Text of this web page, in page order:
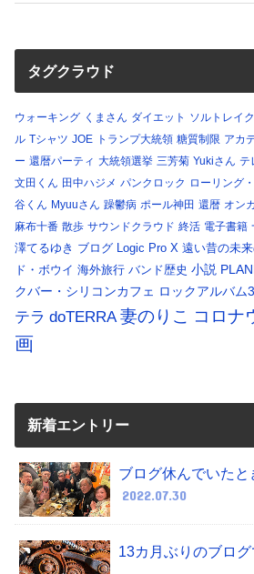
タグクラウド
ウォーキング くまさん ダイエット ソルトレイ
ル Tシャツ JOE トランプ大統領 糖質制限 アカ
ー 還暦パーティ 大統領選挙 三芳菊 Yukiさん テ
文田くん 田中ハジメ パンクロック ローリング
谷くん Myuuさん 躁鬱病 ポール神田 還暦 オン
麻布十番 散歩 サウンドクラウド 終活 電子書籍
澤てるゆき ブログ Logic Pro X 遠い昔の未
ド・ボウイ 海外旅行 バンド歴史 小説
クバー・シリコンカフェ ロックアルバム
テラ doTERRA 妻のりこ コロナ
画
新着エントリー
ブログ休んでいたと
2022.07.30
13カ月ぶりのブログ